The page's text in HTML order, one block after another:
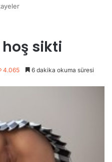
sikti
4.065 6 dakika okuma süresi